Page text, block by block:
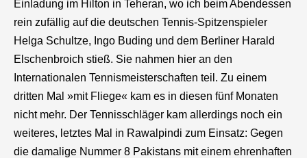
Einladung im Hilton in Teheran, wo ich beim Abendessen
rein zufällig auf die deutschen Tennis-Spitzenspieler
Helga Schultze, Ingo Buding und dem Berliner Harald
Elschenbroich stieß. Sie nahmen hier an den
Internationalen Tennismeisterschaften teil. Zu einem
dritten Mal »mit Fliege« kam es in diesen fünf Monaten
nicht mehr. Der Tennisschläger kam allerdings noch ein
weiteres, letztes Mal in Rawalpindi zum Einsatz: Gegen
die damalige Nummer 8 Pakistans mit einem ehrenhaften